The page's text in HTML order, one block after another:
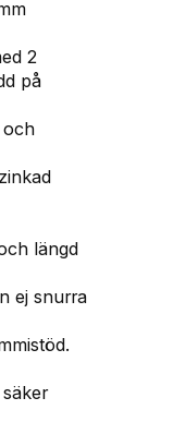
2
på
längd
ej snurra